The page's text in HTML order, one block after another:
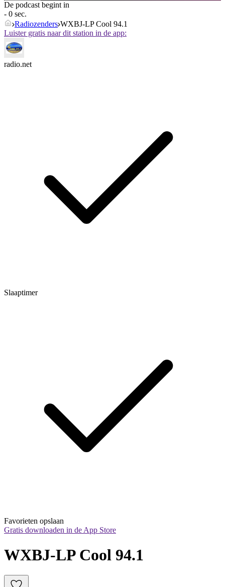
De podcast begint in
- 0 sec.
Radiozenders WXBJ-LP Cool 94.1
Luister gratis naar dit station in de app:
radio.net
Slaaptimer
Favorieten opslaan
Gratis downloaden in de App Store
WXBJ-LP Cool 94.1